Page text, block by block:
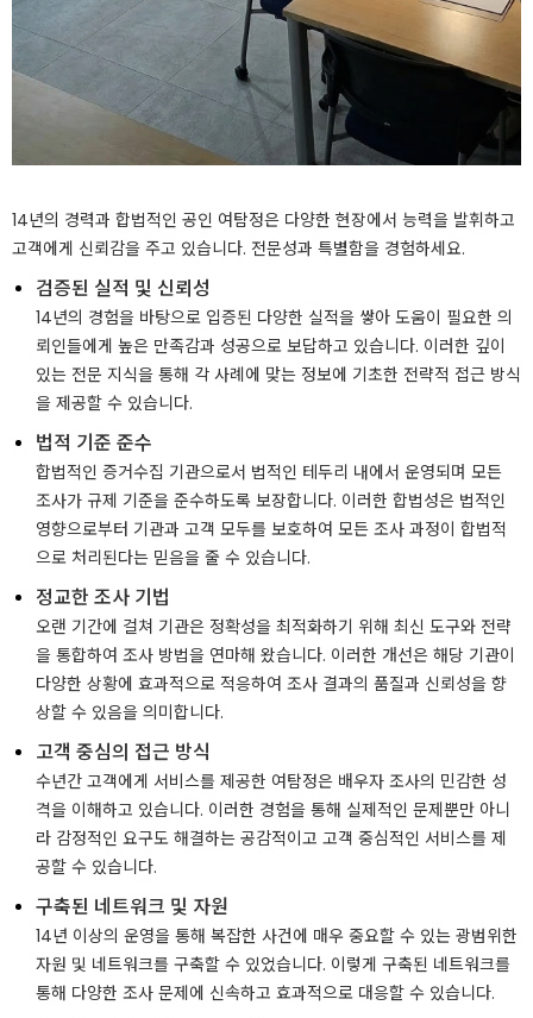
14년의 경력과 합법적인 공인 여탐정은 다양한 현장에서 능력을 발휘하고
고객에게 신뢰감을 주고 있습니다. 전문성과 특별함을 경험하세요.
검증된 실적 및 신뢰성
14년의 경험을 바탕으로 입증된 다양한 실적을 쌓아 도움이 필요한 의
뢰인들에게 높은 만족감과 성공으로 보답하고 있습니다. 이러한 깊이
있는 전문 지식을 통해 각 사례에 맞는 정보에 기초한 전략적 접근 방식
을 제공할 수 있습니다.
법적 기준 준수
합법적인 증거수집 기관으로서 법적인 테두리 내에서 운영되며 모든
조사가 규제 기준을 준수하도록 보장합니다. 이러한 합법성은 법적인
영향으로부터 기관과 고객 모두를 보호하여 모든 조사 과정이 합법적
으로 처리된다는 믿음을 줄 수 있습니다.
정교한 조사 기법
오랜 기간에 걸쳐 기관은 정확성을 최적화하기 위해 최신 도구와 전략
을 통합하여 조사 방법을 연마해 왔습니다. 이러한 개선은 해당 기관이
다양한 상황에 효과적으로 적응하여 조사 결과의 품질과 신뢰성을 향
상할 수 있음을 의미합니다.
고객 중심의 접근 방식
수년간 고객에게 서비스를 제공한 여탐정은 배우자 조사의 민감한 성
격을 이해하고 있습니다. 이러한 경험을 통해 실제적인 문제뿐만 아니
라 감정적인 요구도 해결하는 공감적이고 고객 중심적인 서비스를 제
공할 수 있습니다.
구축된 네트워크 및 자원
14년 이상의 운영을 통해 복잡한 사건에 매우 중요할 수 있는 광범위한
자원 및 네트워크를 구축할 수 있었습니다. 이렇게 구축된 네트워크를
통해 다양한 조사 문제에 신속하고 효과적으로 대응할 수 있습니다.